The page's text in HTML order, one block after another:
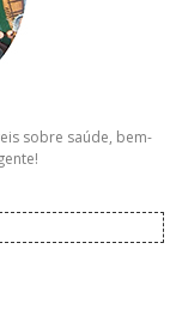
sobre saúde, bem-